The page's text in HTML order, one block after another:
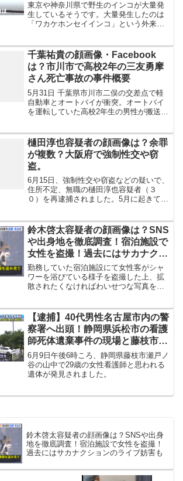
東京や神奈川県で野生のインコが大量発
生しているそうです。大量発生したのは
「ワカケホンセイインコ」という外来
千葉祐貴の顔画像・Facebook
は？市川市で高校2年の三友勇摩
さん死亡事故の事件概要
5月31日 千葉県市川市二俣の交差点で軽
自動車とオートバイが衝突。オートバイ
を運転していた高校2年生の男性が搬送先
の疑いで逮捕されました。この記事で
は、千葉祐貴容疑者の...
樋田淳也容疑者の顔画像は？余罪
が複数？大阪府で強制性交や窃
盗。
6月15日、強制性交や窃盗などの疑いで、
住所不定、無職の樋田淳也容疑者（３
０）を再逮捕されました。5月に起きてい
のでしょうか？何をしたのかなど見てい
きましょう！
鈴木啓太容疑者の顔画像は？SNS
や出身地を徹底調査！宿泊施設で
女性を盗撮！過去にはサカナクシ
ョンのライブ妨害も
勤務していた宿泊施設にて女性客がシャ
ワーを浴びている様子を盗撮した上、拡
散されたくなければわいせつな写真を送
の概要はもちろん鈴木啓太容疑者の顔画
像やSNS、出身地などのプ...
【逮捕】40代男性名古屋市内の警
察署へ出頭！静岡県浜松市の看護
師死体遺棄事件の現場と藤枝市の
死体遺棄場所が判明！車は三重県
桑名市で発見
6月9日午後6時ころ、静岡県藤枝市瀬戸ノ
谷の山中で29歳の女性看護師と思われる
遺体が発見されました。
鈴木啓太容疑者の顔画像は？SNSや出身
地を徹底調査！宿泊施設で女性を盗撮！
過去にはサカナクションのライブ妨害も